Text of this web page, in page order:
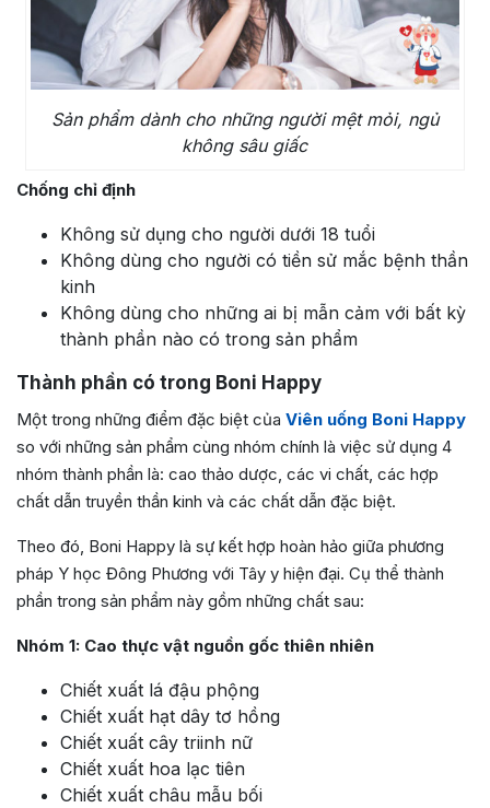
Sản phẩm dành cho những người mệt mỏi, ngủ
không sâu giấc
Chống chỉ định
Không sử dụng cho người dưới 18 tuổi
Không dùng cho người có tiền sử mắc bệnh thần
kinh
Không dùng cho những ai bị mẫn cảm với bất kỳ
thành phần nào có trong sản phẩm
Thành phần có trong Boni Happy
Một trong những điểm đặc biệt của Viên uống Boni Happy
so với những sản phẩm cùng nhóm chính là việc sử dụng 4
nhóm thành phần là: cao thảo dược, các vi chất, các hợp
chất dẫn truyền thần kinh và các chất dẫn đặc biệt.
Theo đó, Boni Happy là sự kết hợp hoàn hảo giữa phương
pháp Y học Đông Phương với Tây y hiện đại. Cụ thể thành
phần trong sản phẩm này gồm những chất sau:
Nhóm 1: Cao thực vật nguồn gốc thiên nhiên
Chiết xuất lá đậu phộng
Chiết xuất hạt dây tơ hồng
Chiết xuất cây triinh nữ
Chiết xuất hoa lạc tiên
Chiết xuất châu mẫu bối